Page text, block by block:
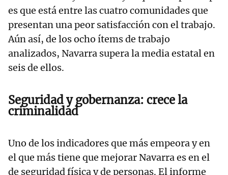
es que está entre las cuatro comunidades que
presentan una peor satisfacción con el trabajo.
Aún así, de los ocho ítems de trabajo
analizados, Navarra supera la media estatal en
seis de ellos.
Seguridad y gobernanza: crece la
criminalidad
Uno de los indicadores que más empeora y en
el que más tiene que mejorar Navarra es en el
de seguridad física y de personas. El informe